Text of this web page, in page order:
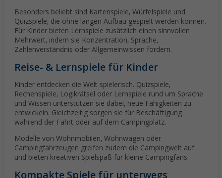
Besonders beliebt sind Kartenspiele, Würfelspiele und
Quizspiele, die ohne langen Aufbau gespielt werden können.
Für Kinder bieten Lernspiele zusätzlich einen sinnvollen
Mehrwert, indem sie Konzentration, Sprache,
Zahlenverständnis oder Allgemeinwissen fördern.
Reise- & Lernspiele für Kinder
Kinder entdecken die Welt spielerisch. Quizspiele,
Rechenspiele, Logikrätsel oder Lernspiele rund um Sprache
und Wissen unterstützen sie dabei, neue Fähigkeiten zu
entwickeln. Gleichzeitig sorgen sie für Beschäftigung
während der Fahrt oder auf dem Campingplatz.
Modelle von Wohnmobilen, Wohnwagen oder
Campingfahrzeugen greifen zudem die Campingwelt auf
und bieten kreativen Spielspaß für kleine Campingfans.
Kompakte Spiele für unterwegs